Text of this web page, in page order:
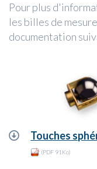
Pour plus
les billes de
documentation
Touches
(PDF 91Ko)